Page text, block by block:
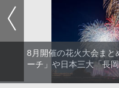
8月開催の花火大会まと
ーチ」や日本三大「長